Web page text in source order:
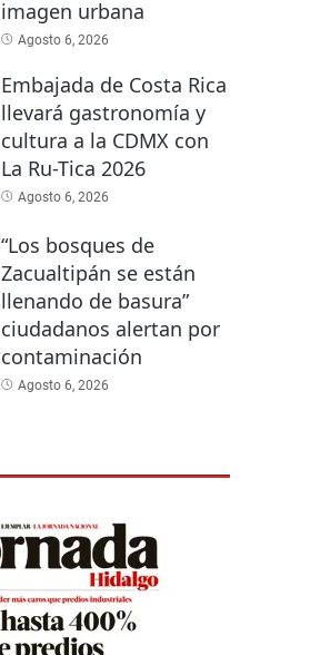
imagen urbana
Agosto 6, 2026
Embajada de Costa Rica
llevará gastronomía y
cultura a la CDMX con
La Ru-Tica 2026
Agosto 6, 2026
“Los bosques de
Zacualtipán se están
llenando de basura”
ciudadanos alertan por
contaminación
Agosto 6, 2026